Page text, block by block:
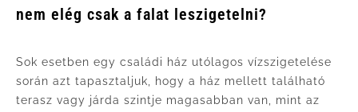
nem elég csak a falat leszigetelni?
Sok esetben egy családi ház utólagos vízszigetelése
során azt tapasztaljuk, hogy a ház mellett található
terasz vagy járda szintje magasabban van, mint az